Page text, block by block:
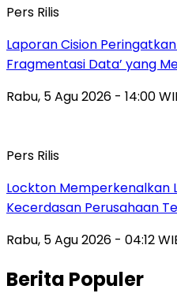
Pers Rilis
Laporan Cision
Fragmentasi Data’ yang
Rabu, 5 Agu 2026 - 14:00
Pers Rilis
Lockton Memperkenalkan
Kecerdasan Perusahaan
Rabu, 5 Agu 2026 - 04:12
Berita Populer